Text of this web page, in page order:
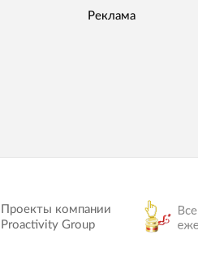
Реклама
Проекты компании
Proactivity Group